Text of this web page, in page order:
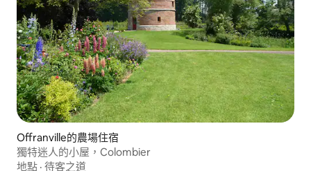
Offranville的農場住宿
獨特迷人的小屋，Colombier
地點 · 待客之道